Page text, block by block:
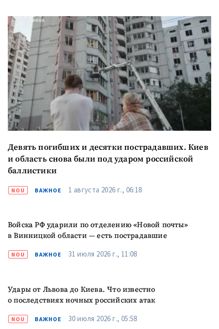
ПОДДЕРЖАТЬ
Девять погибших и десятки пострадавших. Киев
и область снова были под ударом российской
баллистики
NOU ВАЖНОЕ 1 августа 2026 г., 06:18
Войска РФ ударили по отделению «Новой почты»
в Винницкой области — есть пострадавшие
NOU ВАЖНОЕ 31 июля 2026 г., 11:08
Удары от Львова до Киева. Что известно
о последствиях ночных российских атак
NOU ВАЖНОЕ 30 июля 2026 г., 05:58
КОНТАКТНЫЙ ИСТОЧНИК
Анонимный источник
Имя + Моё имя
Электронная почта
+ Мой email
Телефон
+ Личный телефон
сполитикой
конфиденциальности.